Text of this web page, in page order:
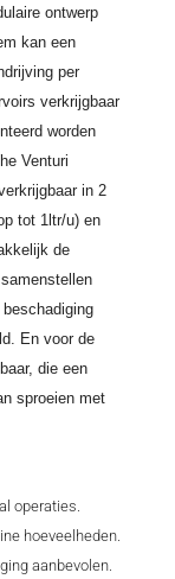
ontwerp
kan een
per
verkrijgbaar
worden
Venturi
in 2
tot 1ltr/u) en
de
En voor de
die een
sproeien met
operaties.
hoeveelheden.
aanbevolen.